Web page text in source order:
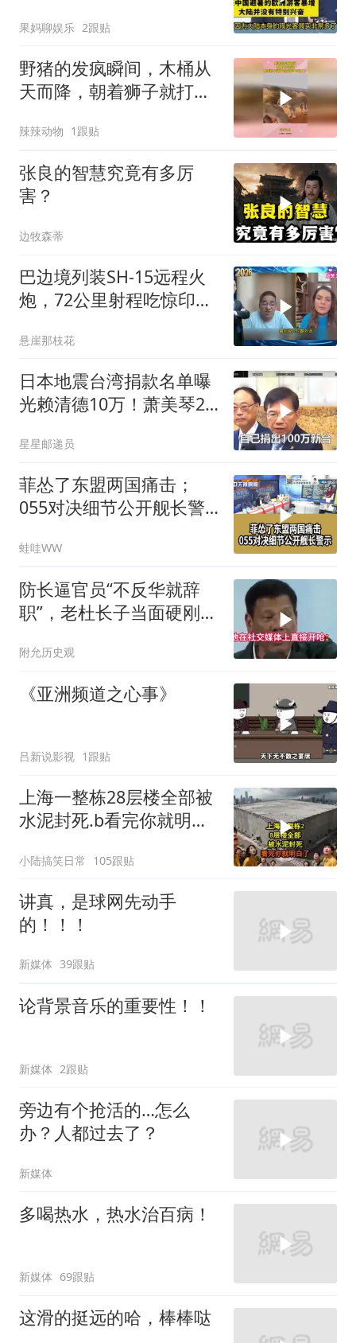
果妈聊娱乐 2跟贴
野猪的发疯瞬间，木桶从
天而降，朝着狮子就打去
辣辣动物 1跟贴
张良的智慧究竟有多厉
害？
边牧森蒂
巴边境列装SH-15远程火
炮，72公里射程吃惊印度
悬崖那枝花
日本地震台湾捐款名单曝
光赖清德10万！萧美琴20
星星邮递员
菲怂了东盟两国痛击；
055对决细节公开舰长警
冰｜辣晚报20260805
蛙哇WW
防长逼官员“不反华就辞
职”，老杜长子当面硬刚：
附允历史观
《亚洲频道之心事》
吕新说影视 1跟贴
上海一整栋28层楼全部被
水泥封死.b看完你就明白
小陆搞笑日常 105跟贴
讲真，是球网先动手
的！！！
新媒体 39跟贴
论背景音乐的重要性！！
新媒体 2跟贴
旁边有个抢活的…怎么
办？人都过去了？
新媒体
多喝热水，热水治百病！
新媒体 69跟贴
这滑的挺远的哈，棒棒哒